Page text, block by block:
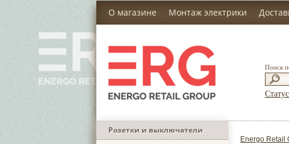
О магазине Монтаж электрики
Поиск
Розетки и выключатели
Energo Retail